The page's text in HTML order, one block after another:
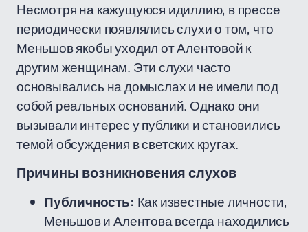
Несмотря на кажущуюся идиллию, в прессе
периодически появлялись слухи о том, что
Меньшов якобы уходил от Алентовой к
другим женщинам. Эти слухи часто
основывались на домыслах и не имели под
собой реальных оснований. Однако они
вызывали интерес у публики и становились
темой обсуждения в светских кругах.
Причины возникновения слухов
Публичность: Как известные личности,
Меньшов и Алентова всегда находились